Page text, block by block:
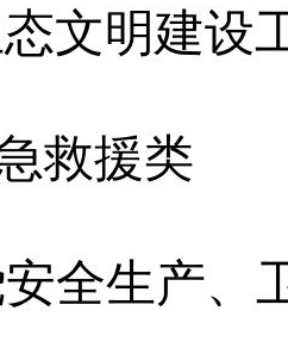
文明建设
救援类
安全生产、